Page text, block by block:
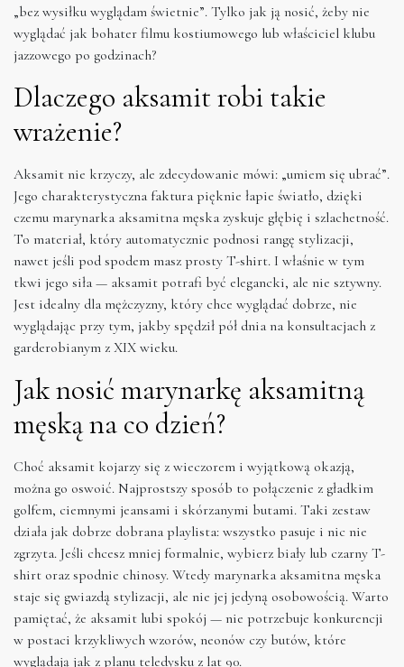
„bez wysiłku wyglądam świetnie”. Tylko jak ją nosić, żeby nie
wyglądać jak bohater filmu kostiumowego lub właściciel klubu
jazzowego po godzinach?
Dlaczego aksamit robi takie
wrażenie?
Aksamit nie krzyczy, ale zdecydowanie mówi: „umiem się ubrać”.
Jego charakterystyczna faktura pięknie łapie światło, dzięki
czemu marynarka aksamitna męska zyskuje głębię i szlachetność.
To materiał, który automatycznie podnosi rangę stylizacji,
nawet jeśli pod spodem masz prosty T-shirt. I właśnie w tym
tkwi jego siła — aksamit potrafi być elegancki, ale nie sztywny.
Jest idealny dla mężczyzny, który chce wyglądać dobrze, nie
wyglądając przy tym, jakby spędził pół dnia na konsultacjach z
garderobianym z XIX wieku.
Jak nosić marynarkę aksamitną
męską na co dzień?
Choć aksamit kojarzy się z wieczorem i wyjątkową okazją,
można go oswoić. Najprostszy sposób to połączenie z gładkim
golfem, ciemnymi jeansami i skórzanymi butami. Taki zestaw
działa jak dobrze dobrana playlista: wszystko pasuje i nic nie
zgrzyta. Jeśli chcesz mniej formalnie, wybierz biały lub czarny T-
shirt oraz spodnie chinosy. Wtedy marynarka aksamitna męska
staje się gwiazdą stylizacji, ale nie jej jedyną osobowością. Warto
pamiętać, że aksamit lubi spokój — nie potrzebuje konkurencji
w postaci krzykliwych wzorów, neonów czy butów, które
wyglądają jak z planu teledysku z lat 90.